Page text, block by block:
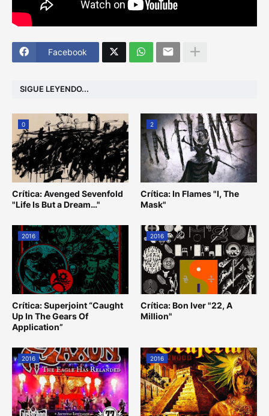
Facebook
SIGUE LEYENDO...
0
Crítica: Avenged Sevenfold
"Life Is But a Dream…"
2
Crítica: In Flames "I, The
Mask"
2016
Crítica: Superjoint “Caught
Up In The Gears Of
Application”
2016
Crítica: Bon Iver "22, A
Million"
2016 2016